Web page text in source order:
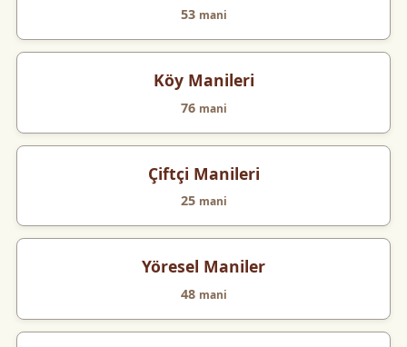
53 mani
Köy Manileri
76 mani
Çiftçi Manileri
25 mani
Yöresel Maniler
48 mani